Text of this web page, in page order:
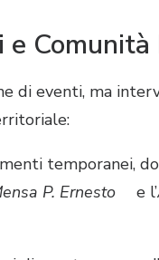
Comunità
di eventi, ma
temporanei,
P. Ernesto e l’